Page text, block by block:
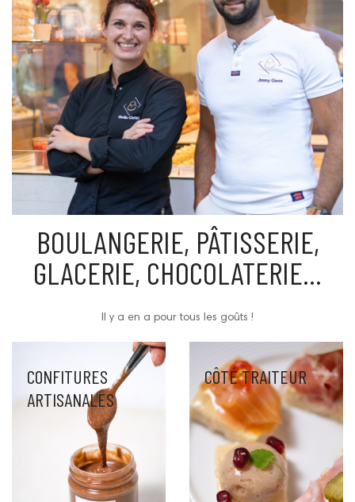
BOULANGERIE, PÂTISSERIE,
GLACERIE, CHOCOLATERIE...
Il y a en a pour tous les goûts !
CONFITURES
ARTISANALES
CÔTÉ TRAITEUR